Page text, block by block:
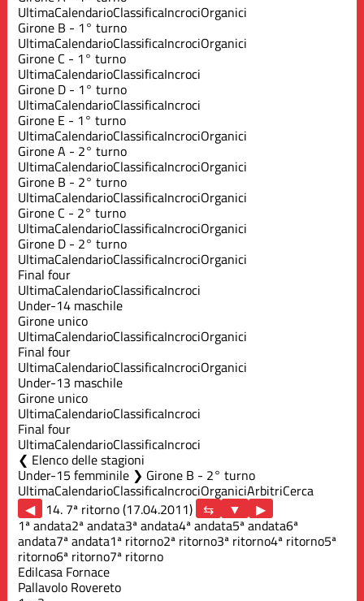
UltimaCalendarioClassificaIncrociOrganici
Girone B - 1° turno
UltimaCalendarioClassificaIncrociOrganici
Girone C - 1° turno
UltimaCalendarioClassificaIncroci
Girone D - 1° turno
UltimaCalendarioClassificaIncroci
Girone E - 1° turno
UltimaCalendarioClassificaIncrociOrganici
Girone A - 2° turno
UltimaCalendarioClassificaIncrociOrganici
Girone B - 2° turno
UltimaCalendarioClassificaIncrociOrganici
Girone C - 2° turno
UltimaCalendarioClassificaIncrociOrganici
Girone D - 2° turno
UltimaCalendarioClassificaIncrociOrganici
Final four
UltimaCalendarioClassificaIncroci
Under-14 maschile
Girone unico
UltimaCalendarioClassificaIncrociOrganici
Final four
UltimaCalendarioClassificaIncrociOrganici
Under-13 maschile
Girone unico
UltimaCalendarioClassificaIncroci
Final four
UltimaCalendarioClassificaIncroci
Elenco delle stagioni
Under-15 femminile ❯ Girone B - 2° turno
UltimaCalendarioClassificaIncrociOrganiciArbitriCerca
◀
14. 7ª ritorno (17.04.2011)
▶
1ª andata2ª andata3ª andata4ª andata5ª andata6ª
andata7ª andata1ª ritorno2ª ritorno3ª ritorno4ª ritorno5ª
ritorno6ª ritorno7ª ritorno
Edilcasa Fornace
Pallavolo Rovereto